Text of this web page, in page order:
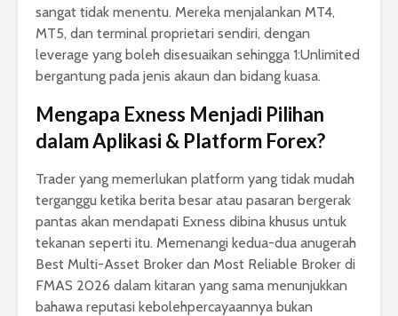
sangat tidak menentu. Mereka menjalankan MT4,
MT5, dan terminal proprietari sendiri, dengan
leverage yang boleh disesuaikan sehingga 1:Unlimited
bergantung pada jenis akaun dan bidang kuasa.
Mengapa Exness Menjadi Pilihan
dalam Aplikasi & Platform Forex?
Trader yang memerlukan platform yang tidak mudah
terganggu ketika berita besar atau pasaran bergerak
pantas akan mendapati Exness dibina khusus untuk
tekanan seperti itu. Memenangi kedua-dua anugerah
Best Multi-Asset Broker dan Most Reliable Broker di
FMAS 2026 dalam kitaran yang sama menunjukkan
bahawa reputasi kebolehpercayaannya bukan